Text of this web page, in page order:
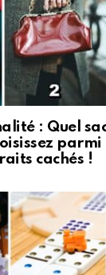
: Quel
cachés !